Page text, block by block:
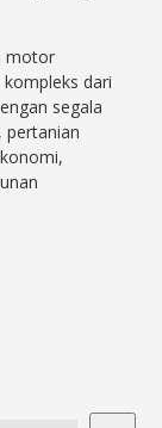
motor
dari
segala
pertanian